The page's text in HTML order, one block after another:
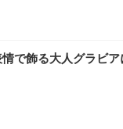
情で飾る大人グラビ